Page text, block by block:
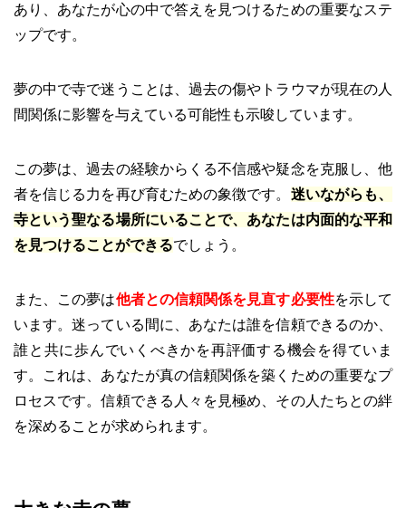
あり、あなたが心の中で答えを見つけるための重要なステ
ップです。
夢の中で寺で迷うことは、過去の傷やトラウマが現在の人
間関係に影響を与えている可能性も示唆しています。
この夢は、過去の経験からくる不信感や疑念を克服し、他
者を信じる力を再び育むための象徴です。 迷いながらも、
寺という聖なる場所にいることで、あなたは内面的な平和
を見つけることができるでしょう。
また、この夢は他者との信頼関係を見直す必要性を示して
います。迷っている間に、あなたは誰を信頼できるのか、
誰と共に歩んでいくべきかを再評価する機会を得ていま
す。これは、あなたが真の信頼関係を築くための重要なプ
ロセスです。信頼できる人々を見極め、その人たちとの絆
を深めることが求められます。